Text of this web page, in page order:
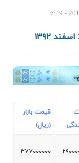
قیمت بازار
(ریال)
۳۷۷۰۰۰۰۰۰